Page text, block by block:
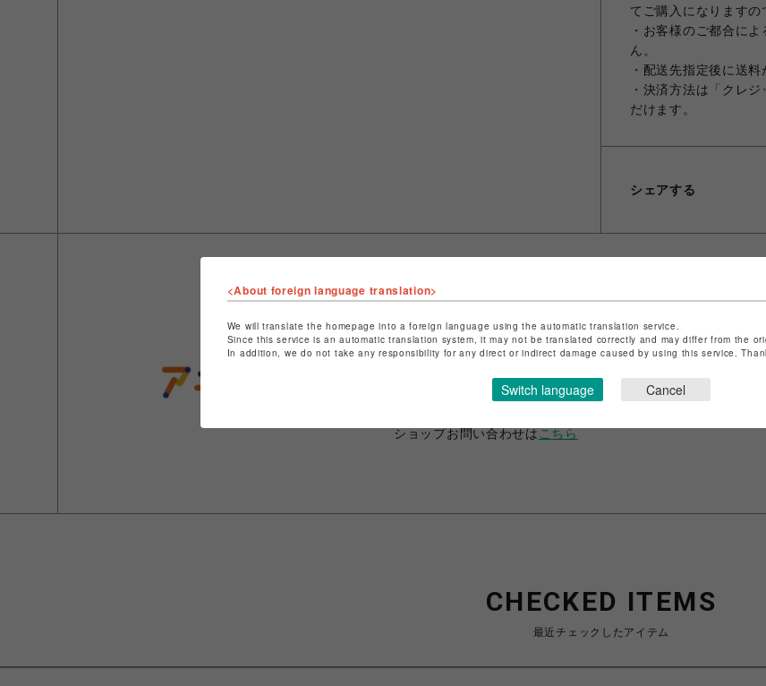
てご購入になりますの
・お客様のご都合に
ん。
・配送先指定後に送料
・決済方法は「クレ
だけます。
シェアする
ショップ名
ANIME-Q
ショップお問い合わせは こちら
CHECKED ITEMS
最近チェックしたアイテム
<About foreign language translation>
We will translate the homepage into a foreign language using the automatic translation service.
Since this service is an automatic translation system, it may not be translated correctly and may differ from the
In addition, we do not take any responsibility for any direct or indirect damage caused by using this service.
Switch language Cancel